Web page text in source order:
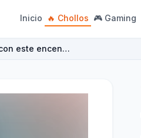
Inicio 🔥 Chollos 🎮 Gaming
este encen…